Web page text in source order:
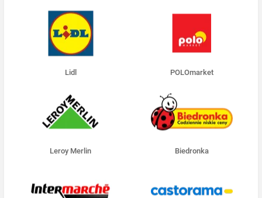
Lidl POLOmarket
Leroy Merlin Biedronka